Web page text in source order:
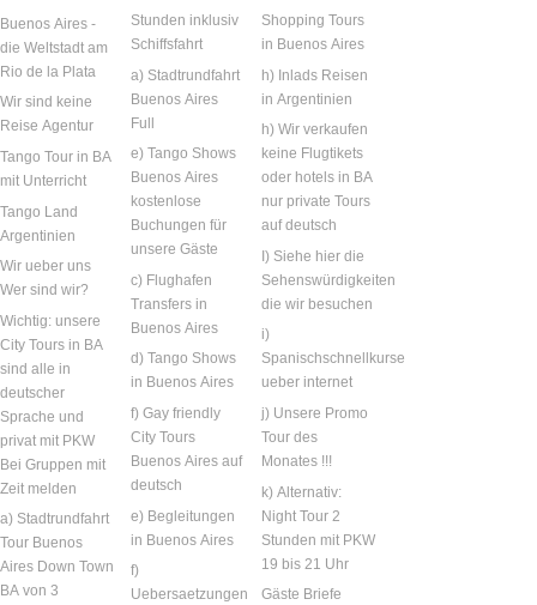
Buenos Aires -
die Weltstadt am
Rio de la Plata
Wir sind keine
Reise Agentur
Tango Tour in BA
mit Unterricht
Tango Land
Argentinien
Wir ueber uns
Wer sind wir?
Wichtig: unsere
City Tours in BA
sind alle in
deutscher
Sprache und
privat mit PKW
Bei Gruppen mit
Zeit melden
a) Stadtrundfahrt
Tour Buenos
Aires Down Town
BA von 3
Stunden inklusiv
Schiffsfahrt
a) Stadtrundfahrt
Buenos Aires
Full
e) Tango Shows
Buenos Aires
kostenlose
Buchungen für
unsere Gäste
c) Flughafen
Transfers in
Buenos Aires
d) Tango Shows
in Buenos Aires
f) Gay friendly
City Tours
Buenos Aires auf
deutsch
e) Begleitungen
in Buenos Aires
f)
Uebersaetzungen
Shopping Tours
in Buenos Aires
h) Inlads Reisen
in Argentinien
h) Wir verkaufen
keine Flugtikets
oder hotels in BA
nur private Tours
auf deutsch
I) Siehe hier die
Sehenswürdigkeiten
die wir besuchen
i)
Spanischschnellkurse
ueber internet
j) Unsere Promo
Tour des
Monates !!!
k) Alternativ:
Night Tour 2
Stunden mit PKW
19 bis 21 Uhr
Gäste Briefe